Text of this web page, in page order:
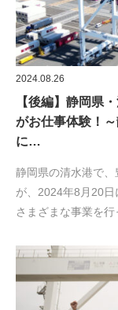
2024.08.26
【後編】静岡県
がお仕事体験！
に…
静岡県の清水港で
が、2024年8月20
さまざまな事業を